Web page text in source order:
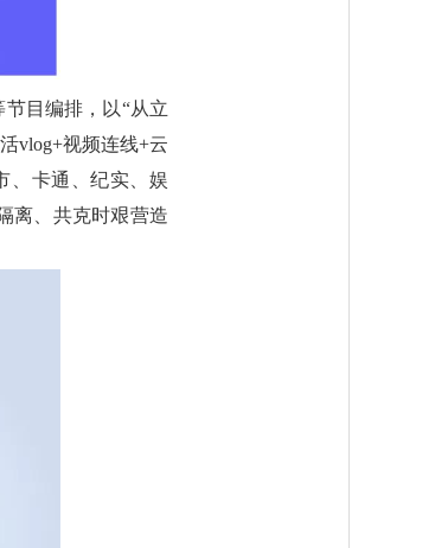
目编排，以“从立
vlog+视频连线+云
、卡通、纪实、娱
离、共克时艰营造